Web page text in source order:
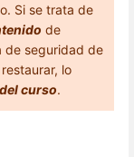
Si se trata de
de
de seguridad de
lo
curso.